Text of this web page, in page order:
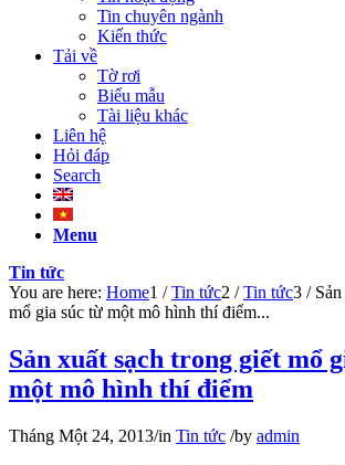
Tin chuyên ngành
Kiến thức
Tải về
Tờ rơi
Biểu mẫu
Tài liệu khác
Liên hệ
Hỏi đáp
Search
Menu
Tin tức
You are here: Home1 / Tin tức2 / Tin tức3 /
mổ gia súc từ một mô hình thí điểm...
Sản xuất sạch trong giết mổ
một mô hình thí điểm
Tháng Một 24, 2013/in Tin tức /by admin